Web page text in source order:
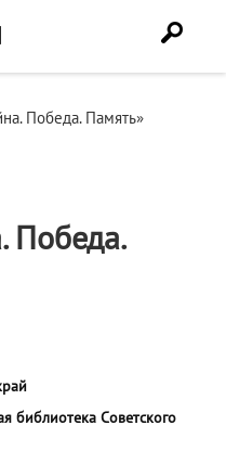
Победа. Память»
Победа.
библиотека Советского